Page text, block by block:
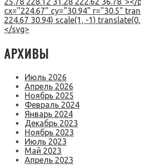
cx="224.67" cy="30.94" r="30.5"
224.67 30.94) scale(1, -1)
</svg>
АРХИВЫ
Июль 2026
Апрель 2026
Ноябрь 2025
Февраль 2024
Январь 2024
Декабрь 2023
Ноябрь 2023
Июль 2023
Май 2023
Апрель 2023